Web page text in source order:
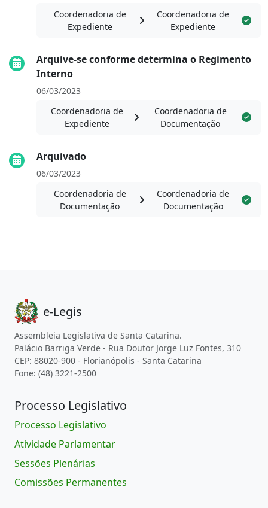
Coordenadoria de
Expediente
Coordenadoria de
Expediente
Arquive-se conforme determina o Regimento
Interno
06/03/2023
Coordenadoria de
Expediente
Coordenadoria de
Documentação
Arquivado
06/03/2023
Coordenadoria de
Documentação
Coordenadoria de
Documentação
e-Legis
Assembleia Legislativa de Santa Catarina.
Palácio Barriga Verde - Rua Doutor Jorge Luz Fontes, 310
CEP: 88020-900 - Florianópolis - Santa Catarina
Fone: (48) 3221-2500
Processo Legislativo
Processo Legislativo
Atividade Parlamentar
Sessões Plenárias
Comissões Permanentes